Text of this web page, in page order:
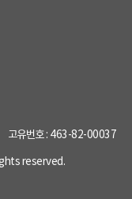
고유번호 : 463-82-00037
reserved.